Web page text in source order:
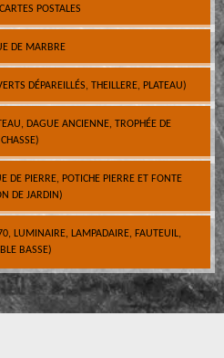
POSTALES
DE MARBRE
DÉPAREILLÉS, THEILLERE, PLATEAU)
DAGUE ANCIENNE, TROPHÉE DE
CHASSE)
DE PIERRE, POTICHE PIERRE ET FONTE
DE JARDIN)
LUMINAIRE, LAMPADAIRE, FAUTEUIL,
BASSE)